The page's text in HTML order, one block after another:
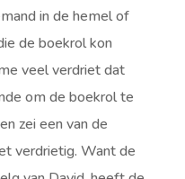
in de hemel of
de boekrol kon
veel verdriet dat
om de boekrol te
zei een van de
verdrietig. Want de